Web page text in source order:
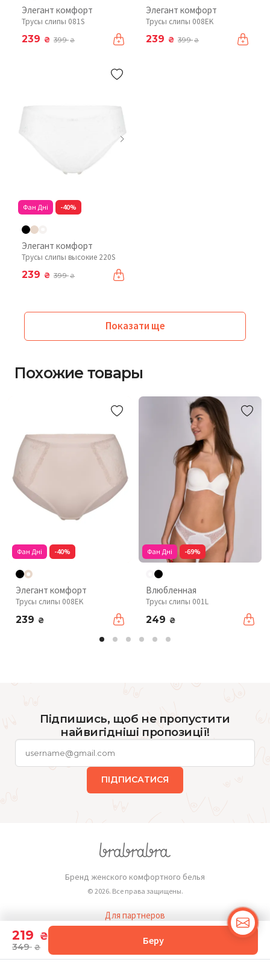
219 ₴
349 ₴
Беру
Элегант комфорт
Трусы слипы 081S
239 ₴ 399₴
Элегант комфорт
Трусы слипы 008EK
239 ₴ 399₴
Фан Дні -40%
Элегант комфорт
Трусы слипы высокие 220S
239 ₴ 399₴
Показати ще
Похожие товары
Фан Дні -40%
Элегант комфорт
Трусы слипы 008EK
239 ₴
Фан Дні -69%
Влюбленная
Трусы слипы 001L
249 ₴
Підпишись, щоб не пропустити
найвигідніші пропозиції!
ПІДПИСАТИСЯ
Бренд женского комфортного белья
© 2026. Все права защищены.
Для партнеров